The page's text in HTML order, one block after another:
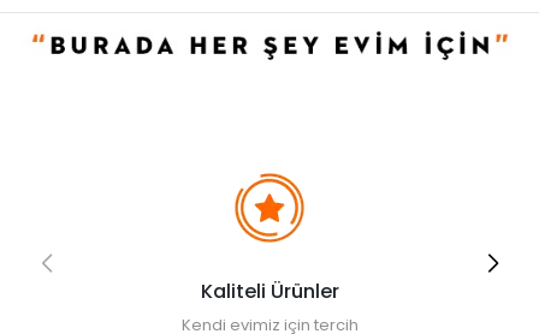
• Bulaşık makinesinde yıkanabilir fakat, uzun ömürlü olması
sebebi ile elde yıkamanız tavsiye edilir.
olarak renk ve doku farklılıkları oluşabilir. "
Kaliteli Ürünler
Kendi evimiz için tercih